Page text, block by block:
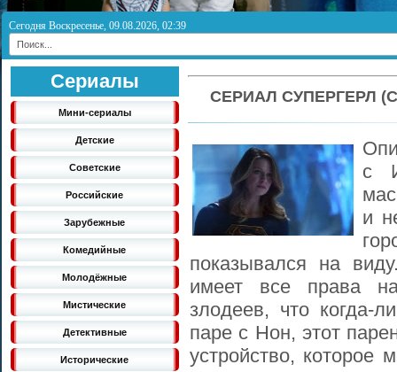
Сегодня Воскресенье, 09.08.2026, 02:39
Сериалы
Мини-сериалы
Детские
Советские
Российские
Зарубежные
Комедийные
Молодёжные
Мистические
Детективные
Исторические
СЕРИАЛ СУПЕРГЕРЛ
с
и
показывался на
имеет все права
злодеев, что когда-
паре с Нон, этот
устройство, которое